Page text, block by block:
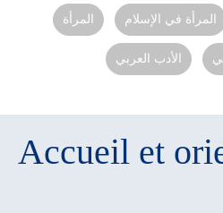
المرأة‏ المرأة في الإسلام
الأدب العربي‏
Accueil et